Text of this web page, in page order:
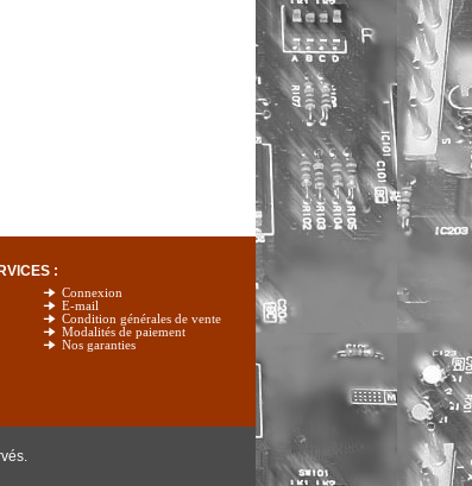
:
Connexion
E-mail
Condition générales de vente
Modalités de paiement
Nos garanties